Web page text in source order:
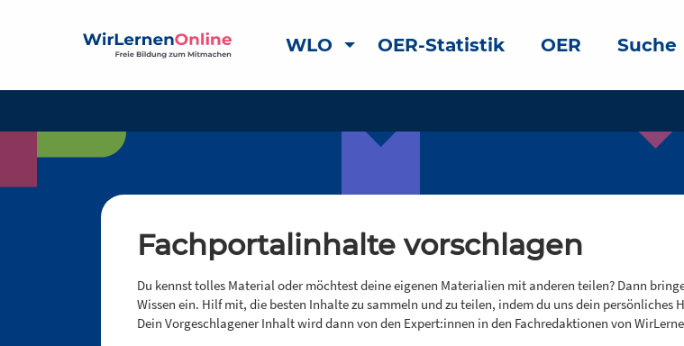
WLO OER-Statistik OER Suche
Fachportalinhalte vorschlagen
Du kennst tolles Material oder möchtest deine eigenen Materialien mit anderen teilen? Dann
Wissen ein. Hilf mit, die besten Inhalte zu sammeln und zu teilen, indem du uns dein persönliches
Dein Vorgeschlagener Inhalt wird dann von den Expert:innen in den Fachredaktionen von